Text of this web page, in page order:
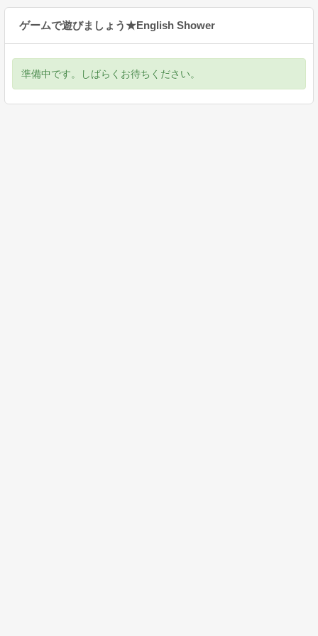
ゲームで遊びましょう★English Shower
準備中です。しばらくお待ちください。